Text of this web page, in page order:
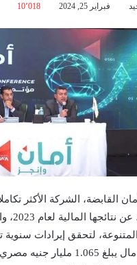
فبراير 25, 2024 10٬018
القابضة، الشركة الأكثر تكاملاً
غير
مصري، برأس مال يبلغ 1.065